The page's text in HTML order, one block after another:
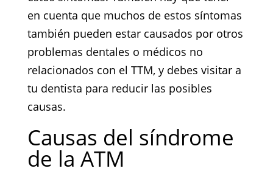
en cuenta que muchos de estos síntomas
también pueden estar causados por otros
problemas dentales o médicos no
relacionados con el TTM, y debes visitar a
tu dentista para reducir las posibles
causas.
Causas del síndrome
de la ATM